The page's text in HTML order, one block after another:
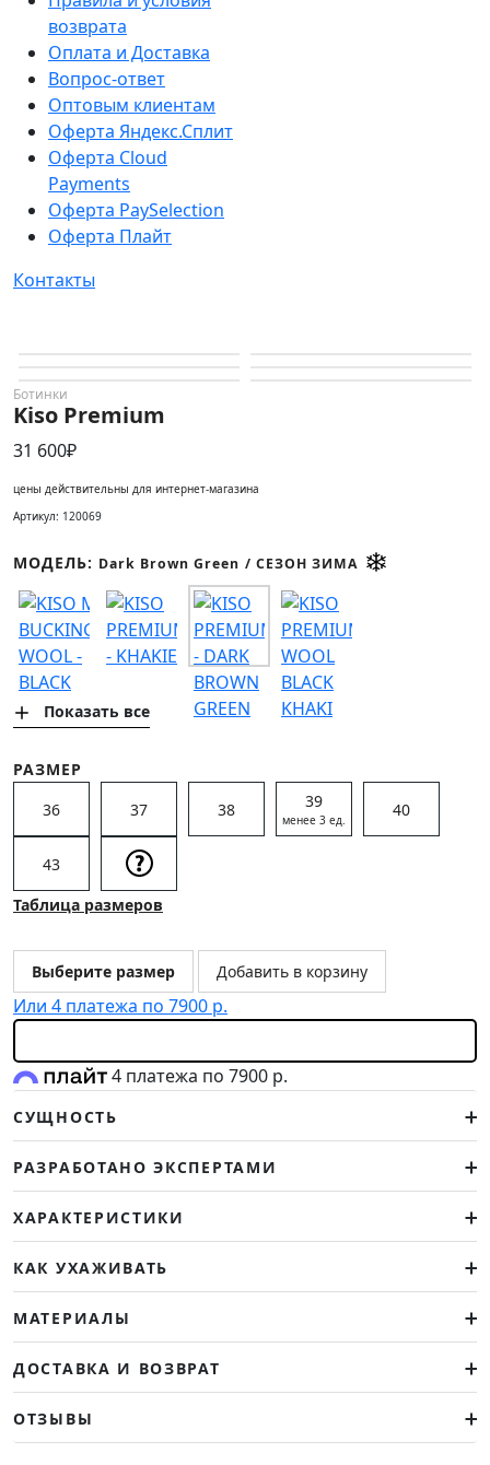
возврата
Оплата и Доставка
Вопрос-ответ
Оптовым клиентам
Оферта Яндекс.Сплит
Оферта Cloud
Payments
Оферта PaySelection
Оферта Плайт
Контакты
Ботинки
Kiso Premium
31 600₽
цены действительны для интернет-магазина
Артикул: 120069
МОДЕЛЬ: Dark Brown Green / СЕЗОН ЗИМА
Показать все
РАЗМЕР
36
37 38 39
менее 3 ед.
40
43
Таблица размеров
Выберите размер Добавить в корзину
Или 4 платежа по 7900 р.
4 платежа по 7900 р.
СУЩНОСТЬ
РАЗРАБОТАНО ЭКСПЕРТАМИ
ХАРАКТЕРИСТИКИ
КАК УХАЖИВАТЬ
МАТЕРИАЛЫ
ДОСТАВКА И ВОЗВРАТ
ОТЗЫВЫ